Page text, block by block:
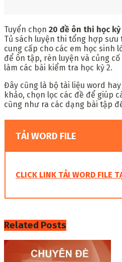
Tuyển chọn 20 đề ôn thi học
Tủ sách luyện thi tổng hợp sưu
cung cấp cho các em học sinh
để ôn tập, rèn luyện và củng
làm các bài kiểm tra học kỳ 2.
Đây cũng là bộ tài liệu word
khảo, chọn lọc các đề để giúp
cũng như ra các dạng bài tập
TẢI WORD FILE
CLICK LINK TẢI WORD FILE
Related Posts